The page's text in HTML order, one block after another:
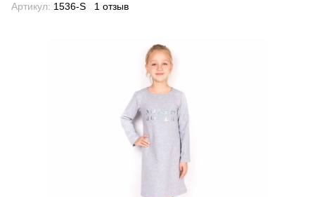
Артикул: 1536-S 1 отзыв